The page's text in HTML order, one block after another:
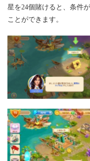
星を24個賭けると、条件
ことができます。